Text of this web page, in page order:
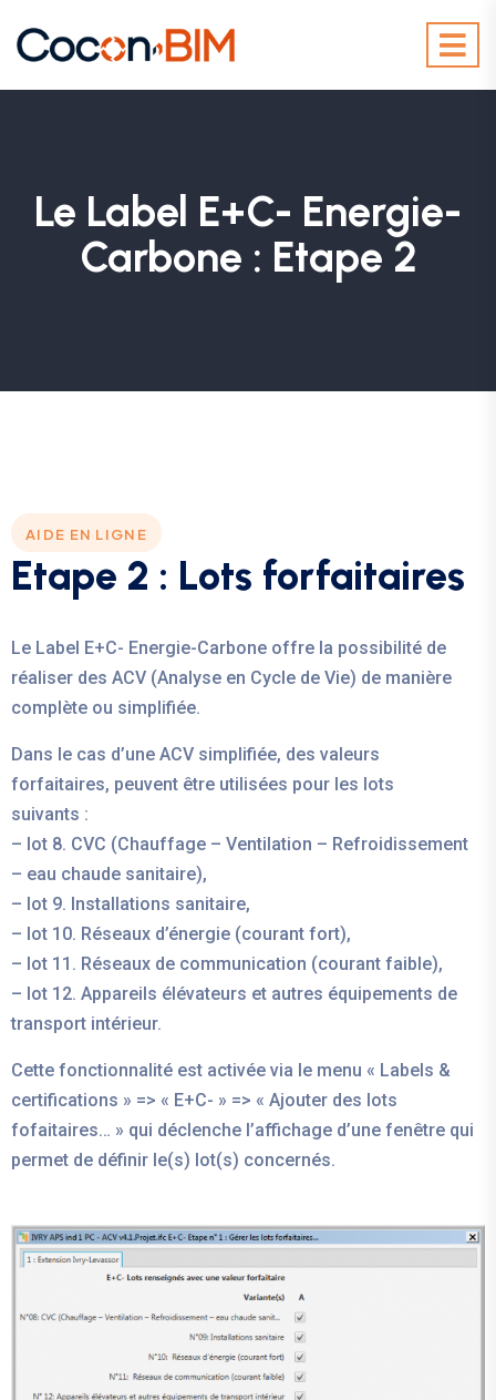
Le Label E+C- Energie-
Carbone : Etape 2
AIDE EN LIGNE
Etape 2 : Lots forfaitaires
Le Label E+C- Energie-Carbone offre la possibilité de
réaliser des ACV (Analyse en Cycle de Vie) de manière
complète ou simplifiée.
Dans le cas d’une ACV simplifiée, des valeurs
forfaitaires, peuvent être utilisées pour les lots
suivants :
– lot 8. CVC (Chauffage – Ventilation – Refroidissement
– eau chaude sanitaire),
– lot 9. Installations sanitaire,
– lot 10. Réseaux d’énergie (courant fort),
– lot 11. Réseaux de communication (courant faible),
– lot 12. Appareils élévateurs et autres équipements de
transport intérieur.
Cette fonctionnalité est activée via le menu « Labels &
certifications » => « E+C- » => « Ajouter des lots
fofaitaires… » qui déclenche l’affichage d’une fenêtre qui
permet de définir le(s) lot(s) concernés.